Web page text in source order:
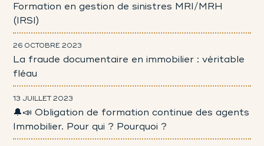
Formation en gestion de sinistres MRI/MRH
(IRSI)
26 OCTOBRE 2023
La fraude documentaire en immobilier : véritable
fléau
13 JUILLET 2023
🔔📣 Obligation de formation continue des agents
Immobilier. Pour qui ? Pourquoi ?